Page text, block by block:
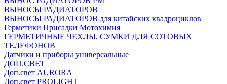
ВЫНОСЫ РАДИАТОРОВ
ВЫНОСЫ РАДИАТОРОВ для китайских квадроциклов
Герметики Присадки Мотохимия
ГЕРМЕТИЧНЫЕ ЧЕХЛЫ, СУМКИ ДЛЯ СОТОВЫХ
ТЕЛЕФОНОВ
Датчики и приборы универсальные
ДОП.СВЕТ
Доп.свет AURORA
Доп.свет PROLIGHT